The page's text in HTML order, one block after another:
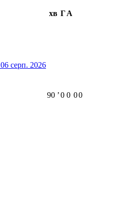
хв ГА
06 серп. 2026
90 ʼ0 0 00